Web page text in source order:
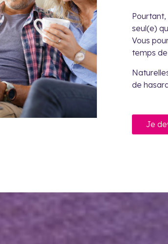
Pourtant,
seul(e)
Vous
temps
de
Je